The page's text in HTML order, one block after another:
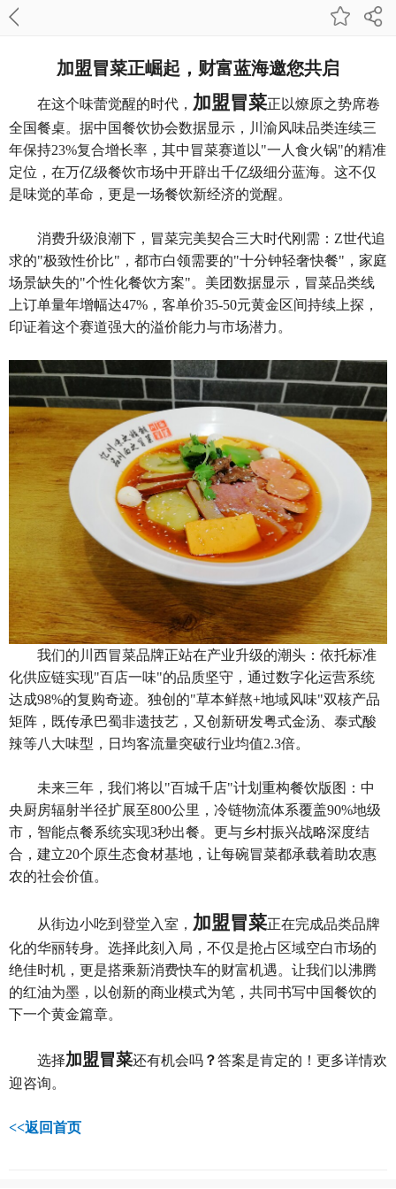
加盟冒菜正崛起，财富蓝海邀您共启
在这个味蕾觉醒的时代， 加盟冒菜正以燎原之势席卷
全国餐桌。据中国餐饮协会数据显示，川渝风味品类连续三
年保持23%复合增长率，其中冒菜赛道以"一人食火锅"的精准
定位，在万亿级餐饮市场中开辟出千亿级细分蓝海。这不仅
是味觉的革命，更是一场餐饮新经济的觉醒。
消费升级浪潮下，冒菜完美契合三大时代刚需： Z世代追
求的"极致性价比"，都市白领需要的"十分钟轻奢快餐"，家庭
场景缺失的"个性化餐饮方案"。美团数据显示，冒菜品类线
上订单量年增幅达47%，客单价35-50元黄金区间持续上探，
印证着这个赛道强大的溢价能力与市场潜力。
我们的 川西冒菜品牌正站在产业升级的潮头：依托标准
化供应链实现"百店一味"的品质坚守，通过数字化运营系统
达成98%的复购奇迹。独创的"草本鲜熬+地域风味"双核产品
矩阵，既传承巴蜀非遗技艺，又创新研发粤式金汤、泰式酸
辣等八大味型，日均客流量突破行业均值2.3倍。
未来三年，我们将以"百城千店"计划重构餐饮版图：中
央厨房辐射半径扩展至800公里，冷链物流体系覆盖90%地级
市，智能点餐系统实现3秒出餐。更与乡村振兴战略深度结
合，建立20个原生态食材基地，让每碗冒菜都承载着助农惠
农的社会价值。
从街边小吃到登堂入室， 加盟冒菜正在完成品类品牌
化的华丽转身。选择此刻入局，不仅是抢占区域空白市场的
绝佳时机，更是搭乘新消费快车的财富机遇。让我们以沸腾
的红油为墨，以创新的商业模式为笔，共同书写中国餐饮的
下一个黄金篇章。
选择加盟冒菜还有机会吗 ？答案是肯定的！更多详情欢
迎咨询。
<<返回首页